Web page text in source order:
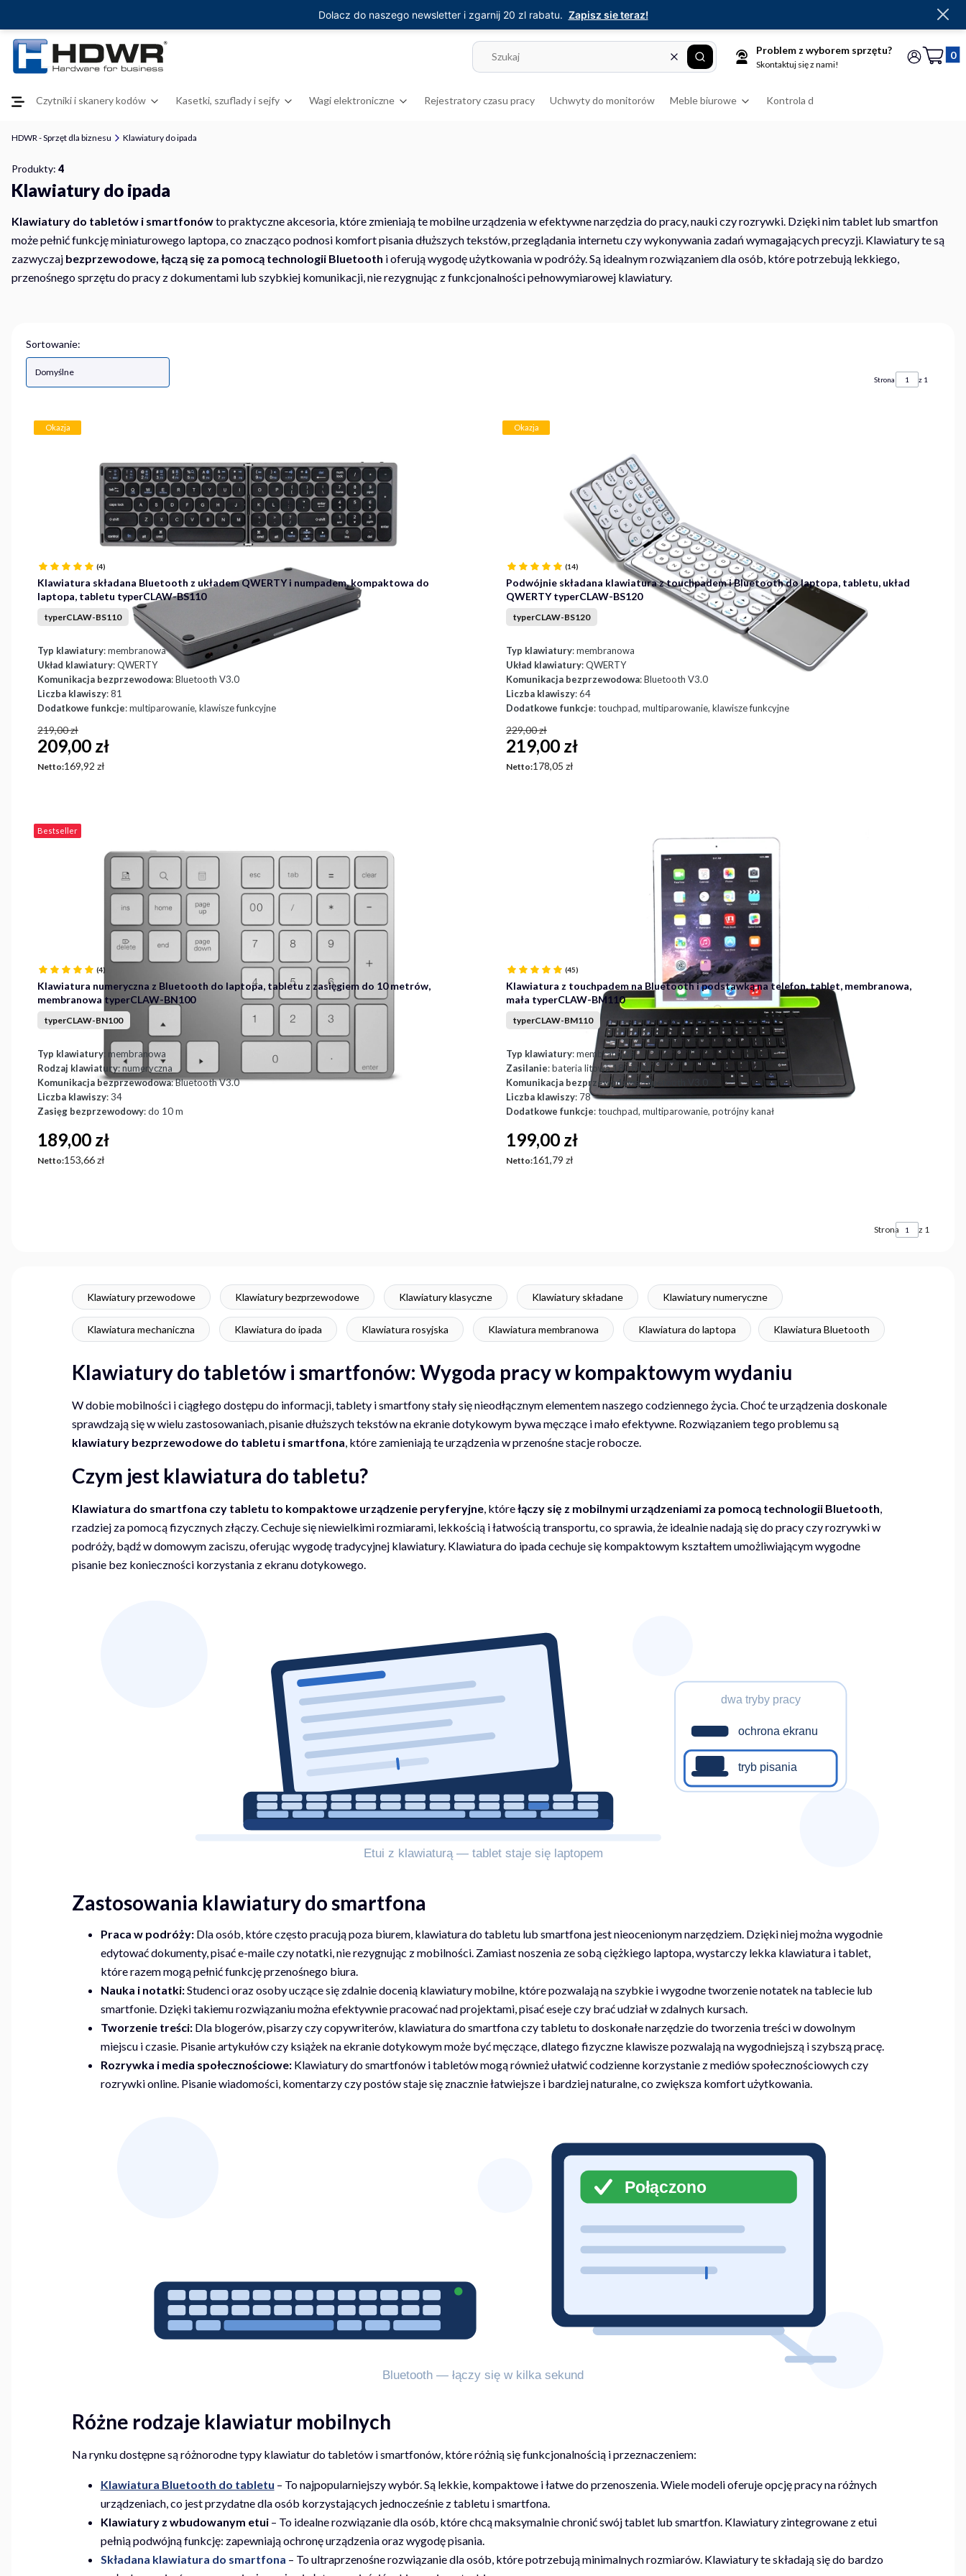
WyczyśćSzukaj
Problem z wyborem sprzętu?
Skontaktuj się z nami! Zaloguj się
Koszyk
Czytniki i skanery kodów Kasetki, szuflady i sejfy Wagi elektroniczne Rejestratory czasu pracy Uchwyty do monitorów Meble biurowe Kontrola dostępu
HDWR - Sprzęt dla biznesu Klawiatury do ipada
Klawiatury do ipada
Produkty: 4
Klawiatury do tabletów i smartfonówto praktyczne akcesoria, które zmieniają te mobilne urządzenia w efektywne narzędzia do pracy, nauki czy rozrywki. Dzięki nim tablet lub smartfon
może pełnić funkcję miniaturowego laptopa, co znacząco podnosi komfort pisania dłuższych tekstów, przeglądania internetu czy wykonywania zadań wymagających precyzji. Klawiatury te są
zazwyczaj bezprzewodowe, łączą się za pomocą technologii Bluetooth i oferują wygodę użytkowania w podróży. Są idealnym rozwiązaniem dla osób, które potrzebują lekkiego,
przenośnego sprzętu do pracy z dokumentami lub szybkiej komunikacji, nie rezygnując z funkcjonalności pełnowymiarowej klawiatury.
Sortowanie:
Domyślne
Strona z 1
Okazja
(4)
Klawiatura składana Bluetooth z układem QWERTY i numpadem, kompaktowa do
laptopa, tabletu typerCLAW-BS110
typerCLAW-BS110
Typ klawiatury: membranowa
Układ klawiatury: QWERTY
Komunikacja bezprzewodowa: Bluetooth V3.0
Liczba klawiszy: 81
Dodatkowe funkcje: multiparowanie, klawisze funkcyjne
209,00 zł
219,00 zł
Netto:Cena
169,92 zł
Okazja
(14)
Podwójnie składana klawiatura z touchpadem i Bluetooth do laptopa, tabletu, układ
QWERTY typerCLAW-BS120
typerCLAW-BS120
Typ klawiatury: membranowa
Układ klawiatury: QWERTY
Komunikacja bezprzewodowa: Bluetooth V3.0
Liczba klawiszy: 64
Dodatkowe funkcje: touchpad, multiparowanie, klawisze funkcyjne
219,00 zł
229,00 zł
Netto:Cena
178,05 zł
Bestseller
(4)
Klawiatura numeryczna z Bluetooth do laptopa, tabletu z zasięgiem do 10 metrów,
membranowa typerCLAW-BN100
typerCLAW-BN100
Typ klawiatury: membranowa
Rodzaj klawiatury: numeryczna
Komunikacja bezprzewodowa: Bluetooth V3.0
Liczba klawiszy: 34
Zasięg bezprzewodowy: do 10 m
Cena
189,00 zł
Netto:Cena
153,66 zł
(45)
Klawiatura z touchpadem na Bluetooth i podstawką na telefon, tablet, membranowa,
mała typerCLAW-BM110
typerCLAW-BM110
Typ klawiatury: membranowa
Zasilanie: bateria litowa 180 mAh
Komunikacja bezprzewodowa: Bluetooth V3.0
Liczba klawiszy: 78
Dodatkowe funkcje: touchpad, multiparowanie, potrójny kanał
Cena
199,00 zł
Netto:Cena
161,79 zł
Strona z 1
Klawiatury przewodowe Klawiatury bezprzewodowe Klawiatury klasyczne Klawiatury składane Klawiatury numeryczne
Klawiatura mechaniczna Klawiatura do ipada Klawiatura rosyjska Klawiatura membranowa Klawiatura do laptopa Klawiatura Bluetooth
Klawiatury do tabletów i smartfonów: Wygoda pracy w kompaktowym wydaniu
W dobie mobilności i ciągłego dostępu do informacji, tablety i smartfony stały się nieodłącznym elementem naszego codziennego życia. Choć te urządzenia doskonale
sprawdzają się w wielu zastosowaniach, pisanie dłuższych tekstów na ekranie dotykowym bywa męczące i mało efektywne. Rozwiązaniem tego problemu są
klawiatury bezprzewodowe do tabletu i smartfona, które zamieniają te urządzenia w przenośne stacje robocze.
Czym jest klawiatura do tabletu?
Klawiatura do smartfona czy tabletu to kompaktowe urządzenie peryferyjne, którełączy się z mobilnymi urządzeniami za pomocą technologii Bluetooth,
rzadziej za pomocą fizycznych złączy. Cechuje się niewielkimi rozmiarami, lekkością i łatwością transportu, co sprawia, że idealnie nadają się do pracy czy rozrywki w
podróży, bądź w domowym zaciszu, oferując wygodę tradycyjnej klawiatury. Klawiatura do ipada cechuje się kompaktowym kształtem umożliwiającym wygodne
pisanie bez konieczności korzystania z ekranu dotykowego.
Zastosowania klawiatury do smartfona
Praca w podróży:Dla osób, które często pracują poza biurem, klawiatura do tabletu lub smartfona jest nieocenionym narzędziem. Dzięki niej można wygodnie
edytować dokumenty, pisać e-maile czy notatki, nie rezygnując z mobilności. Zamiast noszenia ze sobą ciężkiego laptopa, wystarczy lekka klawiatura i tablet,
które razem mogą pełnić funkcję przenośnego biura.
Nauka i notatki:Studenci oraz osoby uczące się zdalnie docenią klawiatury mobilne, które pozwalają na szybkie i wygodne tworzenie notatek na tablecie lub
smartfonie. Dzięki takiemu rozwiązaniu można efektywnie pracować nad projektami, pisać eseje czy brać udział w zdalnych kursach.
Tworzenie treści:Dla blogerów, pisarzy czy copywriterów, klawiatura do smartfona czy tabletu to doskonałe narzędzie do tworzenia treści w dowolnym
miejscu i czasie. Pisanie artykułów czy książek na ekranie dotykowym może być męczące, dlatego fizyczne klawisze pozwalają na wygodniejszą i szybszą pracę.
Rozrywka i media społecznościowe:Klawiatury do smartfonów i tabletów mogą również ułatwić codzienne korzystanie z mediów społecznościowych czy
rozrywki online. Pisanie wiadomości, komentarzy czy postów staje się znacznie łatwiejsze i bardziej naturalne, co zwiększa komfort użytkowania.
Różne rodzaje klawiatur mobilnych
Na rynku dostępne są różnorodne typy klawiatur do tabletów i smartfonów, które różnią się funkcjonalnością i przeznaczeniem:
Klawiatura Bluetooth do tabletu – To najpopularniejszy wybór. Są lekkie, kompaktowe i łatwe do przenoszenia. Wiele modeli oferuje opcję pracy na różnych
urządzeniach, co jest przydatne dla osób korzystających jednocześnie z tabletu i smartfona.
Klawiatury z wbudowanym etui– To idealne rozwiązanie dla osób, które chcą maksymalnie chronić swój tablet lub smartfon. Klawiatury zintegrowane z etui
pełnią podwójną funkcję: zapewniają ochronę urządzenia oraz wygodę pisania.
Składana klawiatura do smartfona – To ultraprzenośne rozwiązanie dla osób, które potrzebują minimalnych rozmiarów. Klawiatury te składają się do bardzo
Dolacz do naszego newsletter i zgarnij 20 zl rabatu. Zapisz sie teraz!